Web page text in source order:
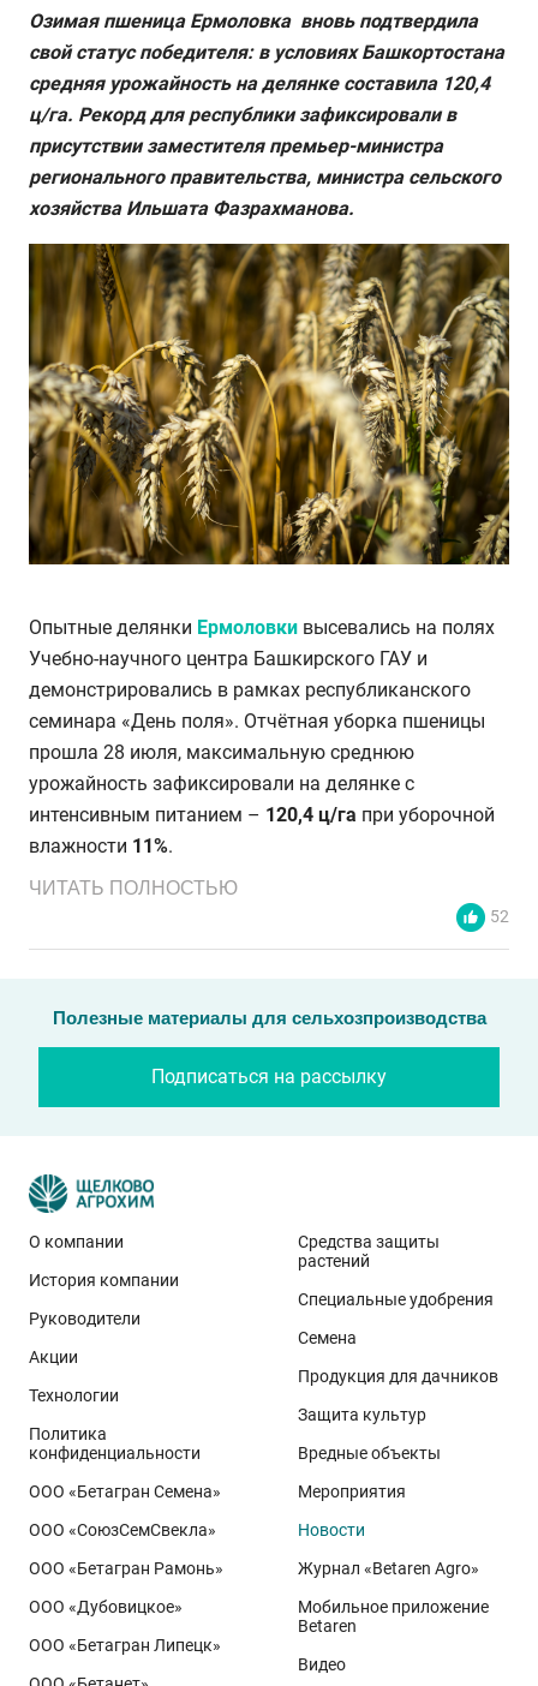
Озимая пшеница Ермоловка вновь подтвердила
свой статус победителя: в условиях Башкортостана
средняя урожайность на делянке составила 120,4
ц/га. Рекорд для республики зафиксировали в
присутствии заместителя премьер-министра
регионального правительства, министра сельского
хозяйства Ильшата Фазрахманова.
Опытные делянки Ермоловки высевались на полях
Учебно-научного центра Башкирского ГАУ и
демонстрировались в рамках республиканского
семинара «День поля». Отчётная уборка пшеницы
прошла 28 июля, максимальную среднюю
урожайность зафиксировали на делянке с
интенсивным питанием – 120,4 ц/га при уборочной
влажности 11%.
Эти результаты особенно показательны для
условий Приволжского федерального округа. Они
демонстрируют, что потенциал интенсивного сорта
реализуется при грамотном управлении
технологией: сбалансированном минеральном
питании, эффективной защите растений и точном
относится к новому поколению сортов орловского
биотипа озимой пшеницы. Это достижение
департамента селекции и семеноводства «Щёлково
Агрохим». Ей принадлежит рекорд
полученный в Орловской области в 2025 году.
Ермоловка максимально отзывчива на приёмы
ЧИТАТЬ ПОЛНОСТЬЮ
52
Полезные материалы для сельхозпроизводства
Подписаться на рассылку
О компании
История компании
Руководители
Акции
Технологии
Политика
конфиденциальности
ООО «Бетагран Семена»
ООО «СоюзСемСвекла»
ООО «Бетагран Рамонь»
ООО «Дубовицкое»
ООО «Бетагран Липецк»
Средства защиты
растений
Специальные удобрения
Семена
Продукция для дачников
Защита культур
Вредные объекты
Мероприятия
Новости
Журнал «Betaren Agro»
Мобильное приложение
Betaren
Видео